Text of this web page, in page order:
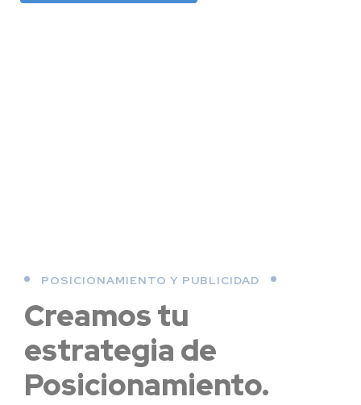
POSICIONAMIENTO Y PUBLICIDAD
Creamos tu
estrategia de
Posicionamiento.